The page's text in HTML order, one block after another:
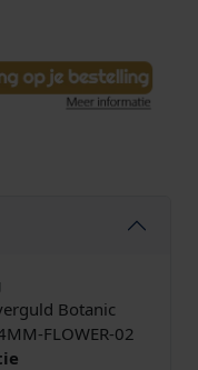
Botanic
FLOWER-02